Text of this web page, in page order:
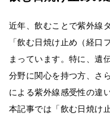
近年、飲むことで紫外線
「飲む日焼け止め（経口
まっています。特に、遺
分野に関心を持つ方、さ
による紫外線感受性の違
本記事では「飲む日焼け